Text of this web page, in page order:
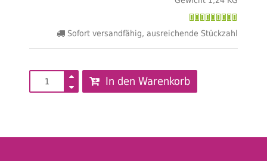
Sofort versandfähig, ausreichende Stückzahl
In den Warenkorb